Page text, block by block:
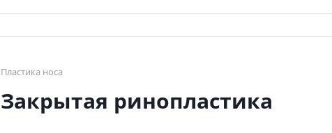
Пластика носа
Закрытая ринопластика